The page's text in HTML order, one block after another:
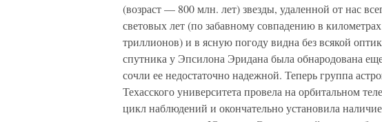
(возраст — 800 млн. лет) звезды, удаленной от нас
световых лет (по забавному совпадению в
триллионов) и в ясную погоду видна без всякой
спутника у Эпсилона Эридана была обнародована
сочли ее недостаточно надежной. Теперь группа
Техасского университета провела на орбитальном
цикл наблюдений и окончательно установила